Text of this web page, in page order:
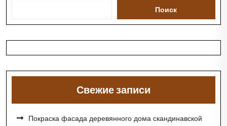
Поиск
Свежие записи
Покраска фасада деревянного дома скандинавской